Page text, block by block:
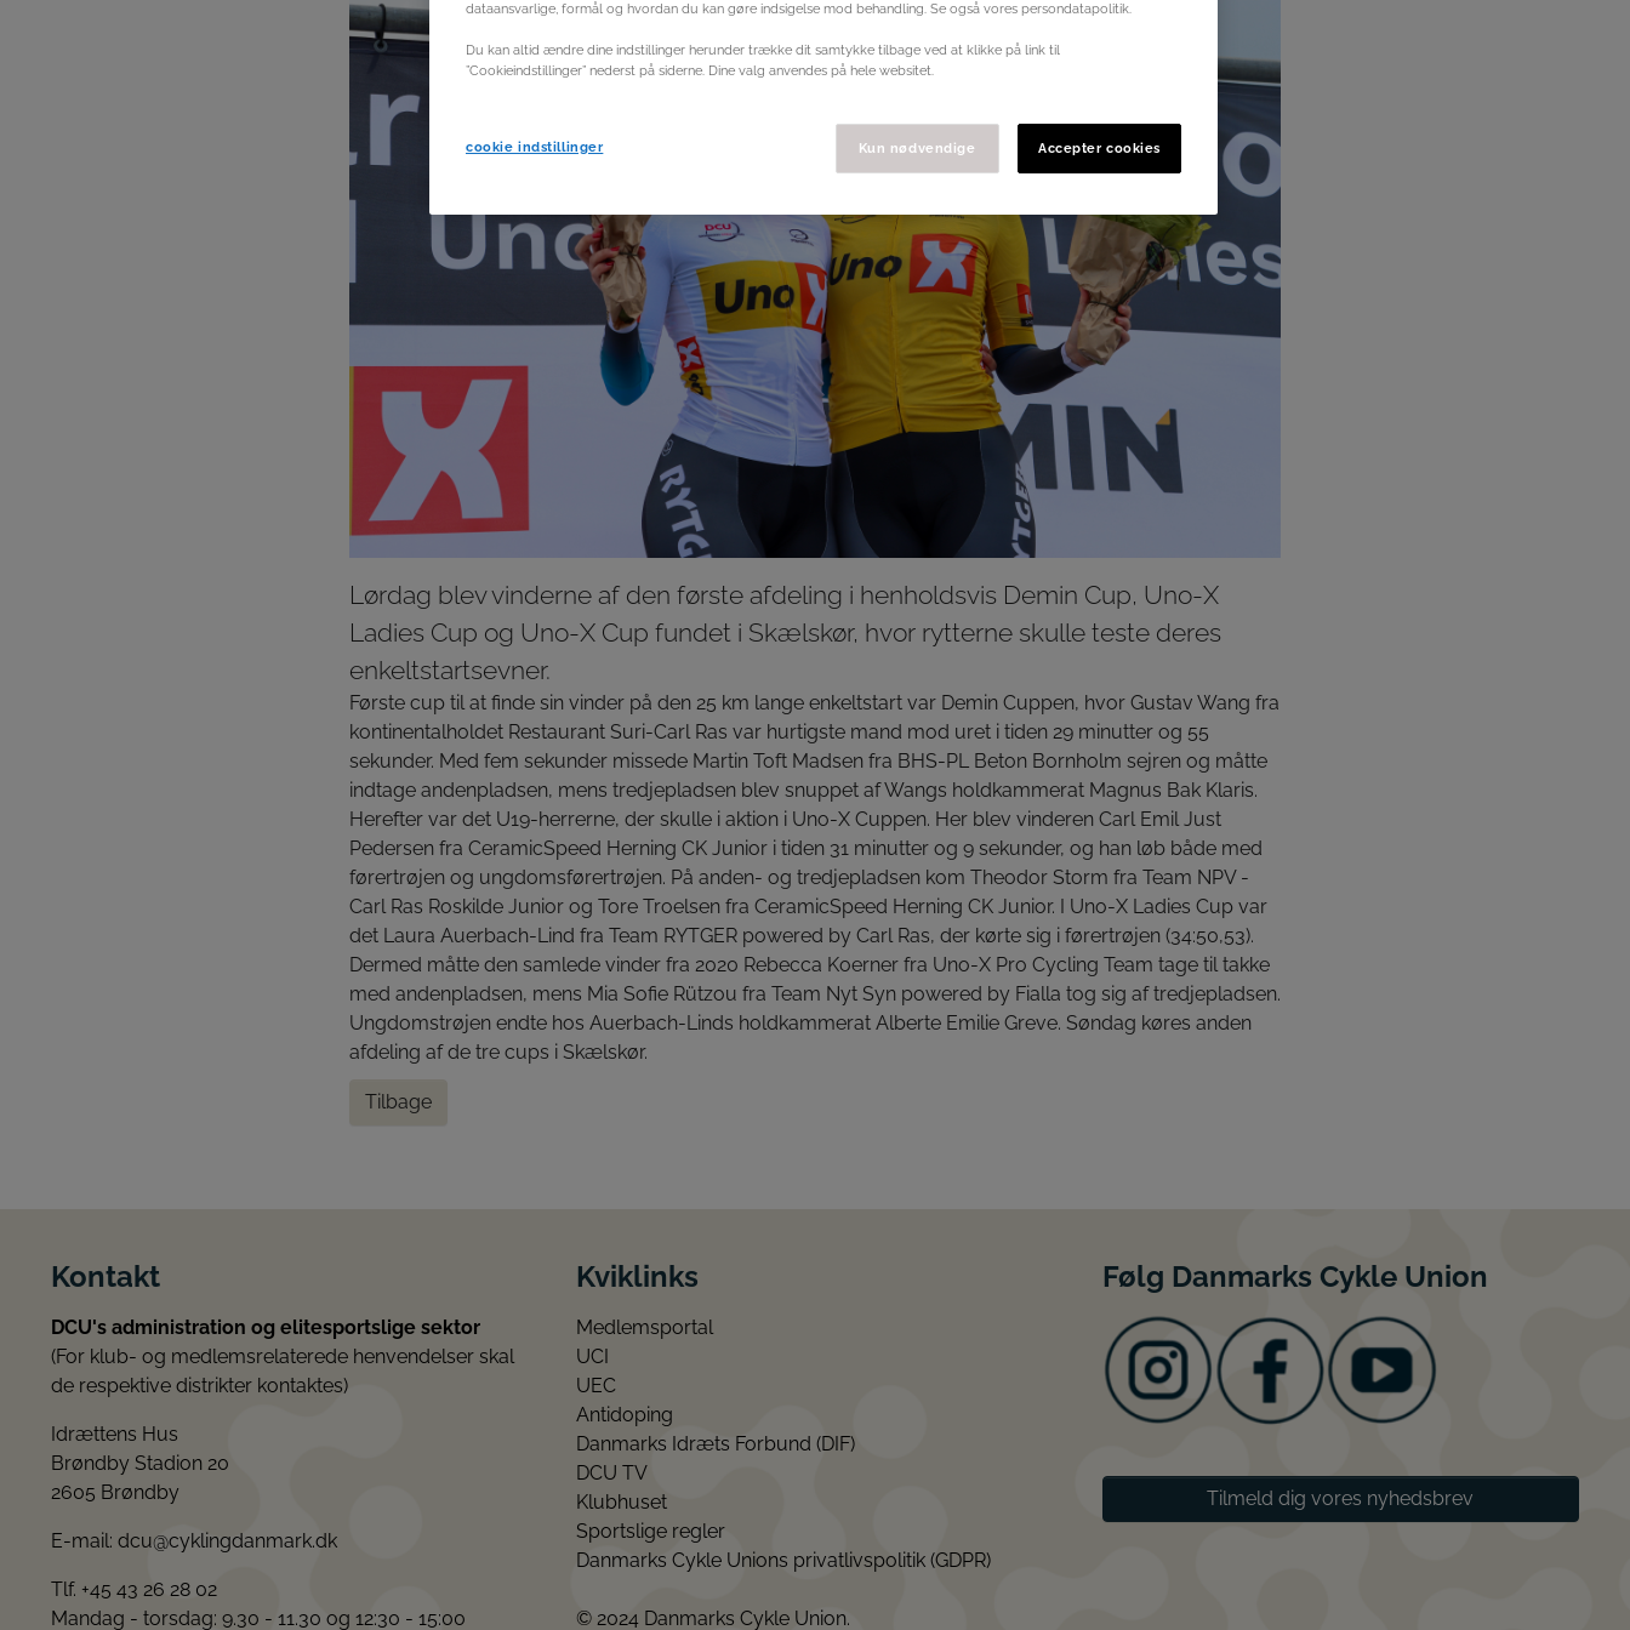
Lørdag blev vinderne af den første afdeling i henholdsvis Demin Cup, Uno-X
Ladies Cup og Uno-X Cup fundet i Skælskør, hvor rytterne skulle teste deres
enkeltstartsevner.
Første cup til at finde sin vinder på den 25 km lange enkeltstart var Demin Cuppen, hvor Gustav Wang fra
kontinentalholdet Restaurant Suri-Carl Ras var hurtigste mand mod uret i tiden 29 minutter og 55
sekunder. Med fem sekunder missede Martin Toft Madsen fra BHS-PL Beton Bornholm sejren og måtte
indtage andenpladsen, mens tredjepladsen blev snuppet af Wangs holdkammerat Magnus Bak Klaris.
Herefter var det U19-herrerne, der skulle i aktion i Uno-X Cuppen. Her blev vinderen Carl Emil Just
Pedersen fra CeramicSpeed Herning CK Junior i tiden 31 minutter og 9 sekunder, og han løb både med
førertrøjen og ungdomsførertrøjen. På anden- og tredjepladsen kom Theodor Storm fra Team NPV -
Carl Ras Roskilde Junior og Tore Troelsen fra CeramicSpeed Herning CK Junior. I Uno-X Ladies Cup var
det Laura Auerbach-Lind fra Team RYTGER powered by Carl Ras, der kørte sig i førertrøjen (34:50,53).
Dermed måtte den samlede vinder fra 2020 Rebecca Koerner fra Uno-X Pro Cycling Team tage til takke
med andenpladsen, mens Mia Sofie Rützou fra Team Nyt Syn powered by Fialla tog sig af tredjepladsen.
Ungdomstrøjen endte hos Auerbach-Linds holdkammerat Alberte Emilie Greve. Søndag køres anden
afdeling af de tre cups i Skælskør.
Tilbage
Kontakt
DCU's administration og elitesportslige sektor
(For klub- og medlemsrelaterede henvendelser skal
de respektive distrikter kontaktes)
Idrættens Hus
Brøndby Stadion 20
2605 Brøndby
E-mail: dcu@cyklingdanmark.dk
Tlf. +45 43 26 28 02
Mandag - torsdag: 9.30 - 11.30 og 12:30 - 15:00
Kviklinks
Medlemsportal
UCI
UEC
Antidoping
Danmarks Idræts Forbund (DIF)
DCU TV
Klubhuset
Sportslige regler
Danmarks Cykle Unions privatlivspolitik (GDPR)
© 2024 Danmarks Cykle Union.
Følg Danmarks Cykle Union
Tilmeld dig vores nyhedsbrev
dataansvarlige, formål og hvordan du kan gøre indsigelse mod behandling. Se også vores persondatapolitik.
Du kan altid ændre dine indstillinger herunder trække dit samtykke tilbage ved at klikke på link til
”Cookieindstillinger” nederst på siderne. Dine valg anvendes på hele websitet.
Kun nødvendige Accepter cookies
cookie indstillinger